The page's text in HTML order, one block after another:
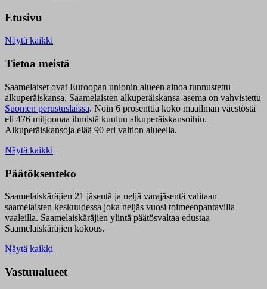
Etusivu
Näytä kaikki
Tietoa meistä
Saamelaiset ovat Euroopan unionin alueen ainoa tunnustettu
alkuperäiskansa. Saamelaisten alkuperäiskansa-asema on vahvistettu
Suomen perustuslaissa. Noin 6 prosenttia koko maailman väestöstä
eli 476 miljoonaa ihmistä kuuluu alkuperäiskansoihin.
Alkuperäiskansoja elää 90 eri valtion alueella.
Näytä kaikki
Päätöksenteko
Saamelaiskäräjien 21 jäsentä ja neljä varajäsentä valitaan
saamelaisten keskuudessa joka neljäs vuosi toimeenpantavilla
vaaleilla. Saamelaiskäräjien ylintä päätösvaltaa edustaa
Saamelaiskäräjien kokous.
Näytä kaikki
Vastuualueet